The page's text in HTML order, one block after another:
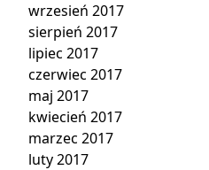
wrzesień 2017
sierpień 2017
lipiec 2017
czerwiec 2017
maj 2017
kwiecień 2017
marzec 2017
luty 2017